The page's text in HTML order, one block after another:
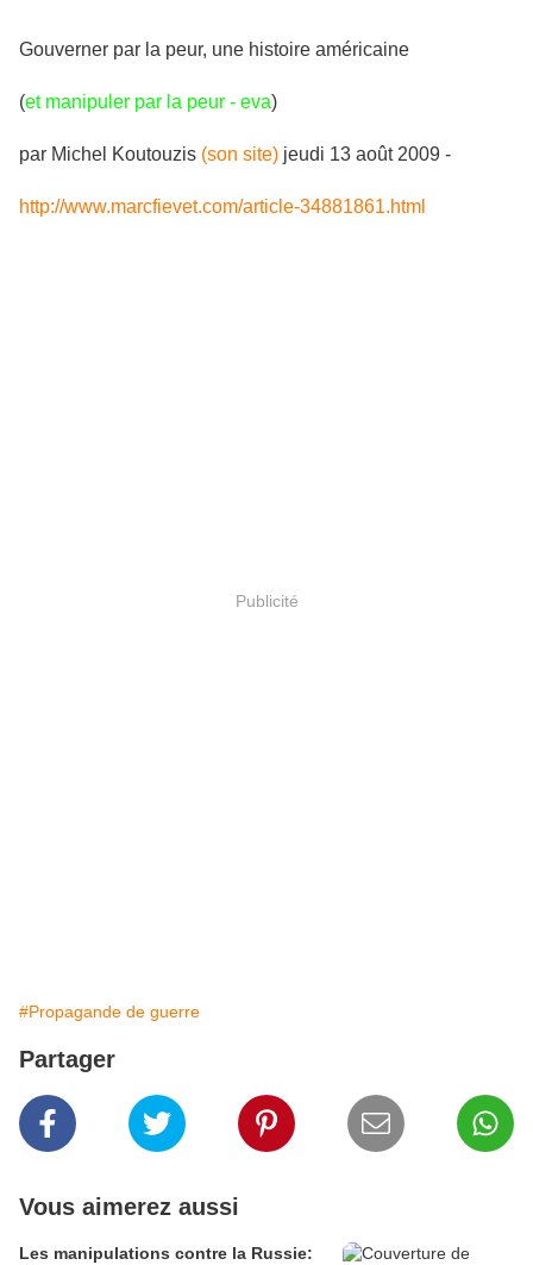
Gouverner par la peur, une histoire américaine
(et manipuler par la peur - eva)
par Michel Koutouzis (son site) jeudi 13 août 2009 -
http://www.marcfievet.com/article-34881861.html
Publicité
#Propagande de guerre
Partager
Vous aimerez aussi
Les manipulations contre la Russie: